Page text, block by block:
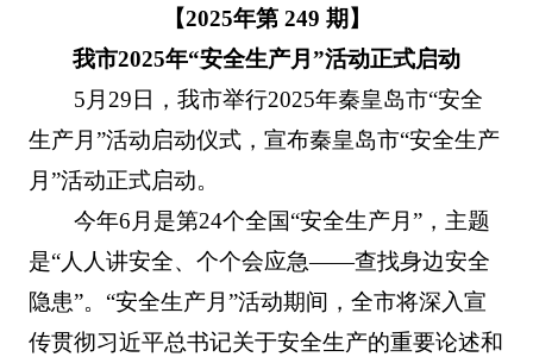
【2025年第 249 期】
我市2025年“安全生产月”活动正式启动
5月29日，我市举行2025年秦皇岛市“安全
生产月”活动启动仪式，宣布秦皇岛市“安全生产
月”活动正式启动。
今年6月是第24个全国“安全生产月”，主题
是“人人讲安全、个个会应急——查找身边安全
隐患”。“安全生产月”活动期间，全市将深入宣
传贯彻习近平总书记关于安全生产的重要论述和